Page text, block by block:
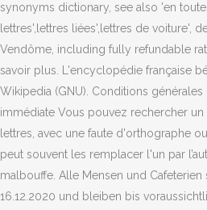
synonyms dictionary, see also 'en
lettres',lettres liées',lettres de voiture',
Vendôme, including fully refundable
savoir plus. L'encyclopédie française
Wikipedia (GNU). Conditions
immédiate Vous pouvez rechercher
lettres, avec une faute d'orthographe
peut souvent les remplacer l'un par
malbouffe. Alle Mensen und
16.12.2020 und bleiben bis